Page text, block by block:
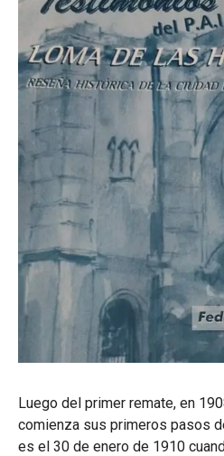
Luego del primer remate, en
comienza sus primeros pasos
es el 30 de enero de 1910